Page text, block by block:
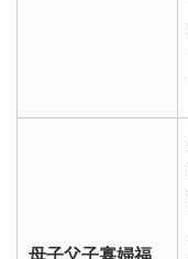
母子父子寡婦福